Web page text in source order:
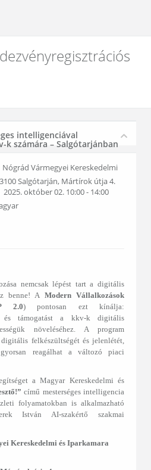
intelligenciával
k számára – Salgótarjánban
Nógrád Vármegyei Kereskedelmi
Salgótarján, Mártírok útja 4.
2025. október 02. 10:00 - 14:00
nemcsak lépést tart a digitális
benne! A Modern Vállalkozások
2.0) pontosan ezt kínálja:
és támogatást a kkv-k digitális
növeléséhez. A program
felkészültségét és jelenlétét,
reagálhat a változó piaci
a Magyar Kereskedelmi és
című mesterséges intelligencia
folyamatokban is alkalmazható
István AI-szakértő szakmai
Kereskedelmi és Iparkamara